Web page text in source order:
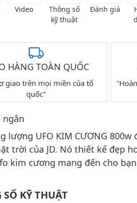
Video
Thông số
kỹ thuật
Đánh giá
HÀNG TOÀN QUỐC
giao trên mọi miền của tổ
quốc"
ngắn
lượng UFO KIM CƯƠNG
trời của JD. Nó thiết kế đẹp
kim cương mang đến cho
KỸ THUẬT